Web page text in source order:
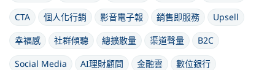
CTA
個人化行銷 影音電子報 銷售即服務
Upsell
幸福感
社群傾聽 總擴散量 渠道聲量
B2C
Social Media
AI理財顧問 金融雲
數位銀行